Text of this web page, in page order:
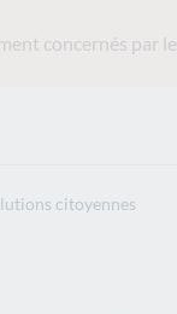
concernés par
citoyennes